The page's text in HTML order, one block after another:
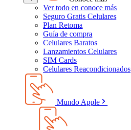
Ver todo en conoce más
Seguro Gratis Celulares
Plan Retoma
Guía de compra
Celulares Baratos
Lanzamientos Celulares
SIM Cards
Celulares Reacondicionados
Mundo Apple